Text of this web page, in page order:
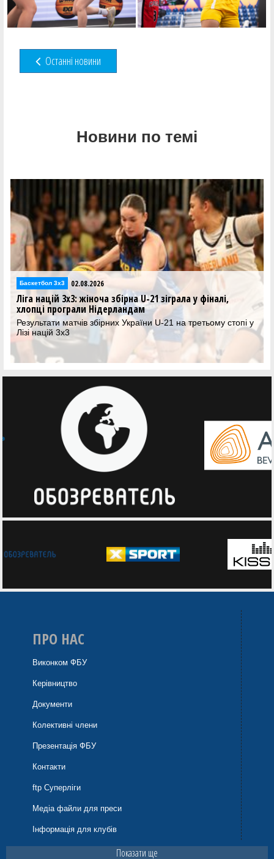
Останні новини
Новини по темі
Відео 02.08.2026
Збірні України U-21 у Лізі націй 3х3: відеотрансляція 2
серпня
Молодіжні збірні України продовжують свої виступи у сезоні
3х3
ПРО НАС
Виконком ФБУ
Керівництво
Документи
Колективні члени
Презентація ФБУ
Контакти
ftp Суперліги
Медіа файли для преси
Інформація для клубів
Показати ще